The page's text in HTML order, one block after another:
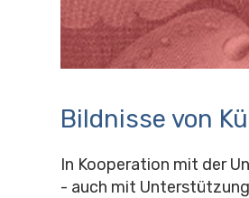
Bildnisse von
In Kooperation mit der
- auch mit